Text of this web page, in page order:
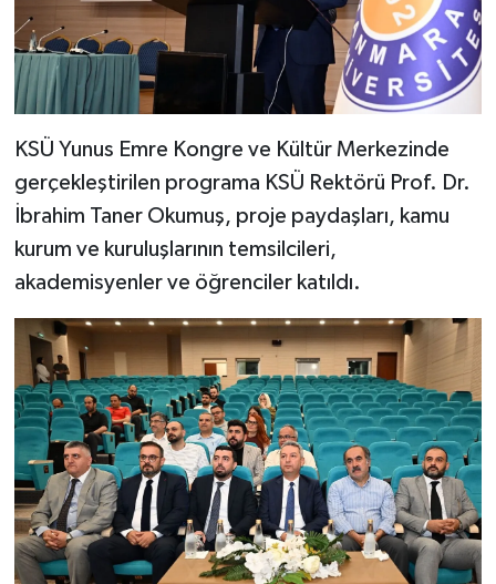
KSÜ Yunus Emre Kongre ve Kültür Merkezinde
gerçekleştirilen programa KSÜ Rektörü Prof. Dr.
İbrahim Taner Okumuş, proje paydaşları, kamu
kurum ve kuruluşlarının temsilcileri,
akademisyenler ve öğrenciler katıldı.